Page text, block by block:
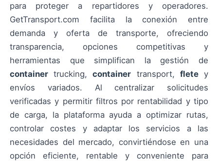
para proteger a repartidores y operadores.
GetTransport.com facilita la conexión entre
demanda y oferta de transporte, ofreciendo
transparencia, opciones competitivas y
herramientas que simplifican la gestión de
container trucking,container transport, fletey
envíos variados. Al centralizar solicitudes
verificadas y permitir filtros por rentabilidad y tipo
de carga, la plataforma ayuda a optimizar rutas,
controlar costes y adaptar los servicios a las
necesidades del mercado, convirtiéndose en una
opción eficiente, rentable y conveniente para